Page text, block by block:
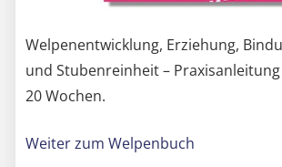
Welpenentwicklung, Erziehung,
und Stubenreinheit –
20 Wochen.
Weiter zum Welpenbuch